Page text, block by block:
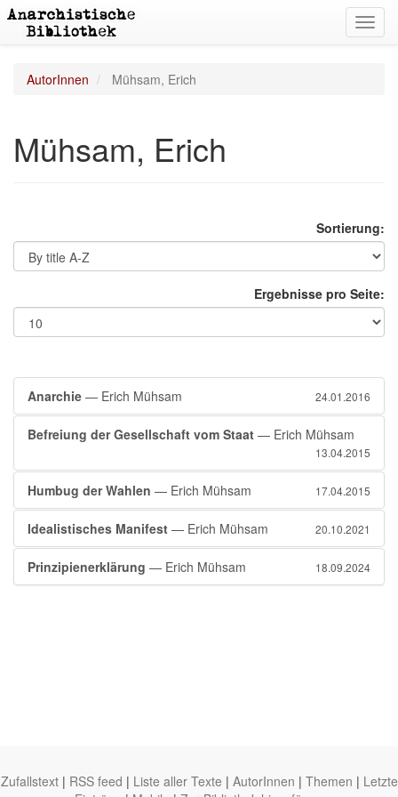
AutorInnen Mühsam, Erich
Mühsam, Erich
Sortierung:
Ergebnisse pro Seite:
Anarchie — Erich Mühsam 24.01.2016
Befreiung der Gesellschaft vom Staat — Erich Mühsam
13.04.2015
Humbug der Wahlen — Erich Mühsam 17.04.2015
Idealistisches Manifest — Erich Mühsam 20.10.2021
Prinzipienerklärung — Erich Mühsam 18.09.2024
Zufallstext | RSS feed | Liste aller Texte | AutorInnen | Themen | Letzte